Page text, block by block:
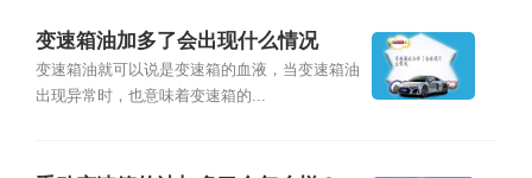
变速箱油加多了会出现什么情况
变速箱油就可以说是变速箱的血液，当变速箱油
出现异常时，也意味着变速箱的...